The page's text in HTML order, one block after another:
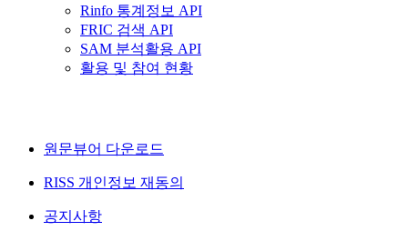
Rinfo 통계정보 API
FRIC 검색 API
SAM 분석활용 API
활용 및 참여 현황
원문뷰어 다운로드
RISS 개인정보 재동의
공지사항